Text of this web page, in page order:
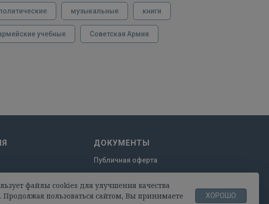
файлы cookies для улучшения качества
Продолжая пользоваться сайтом, Вы принимаете
ХОРОШО
музыкальные книги
учебные Советская Армия
ДОКУМЕНТЫ
Публичная оферта
Политика конфиденциальности